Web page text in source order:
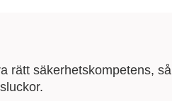
rätt säkerhetskompetens, så